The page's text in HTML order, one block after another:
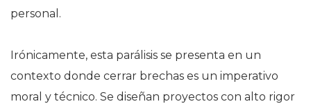
personal.
Irónicamente, esta parálisis se presenta en un
contexto donde cerrar brechas es un imperativo
moral y técnico. Se diseñan proyectos con alto rigor